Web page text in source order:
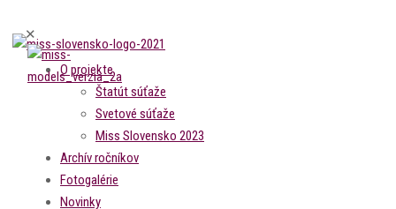
✕
O projekte
Štatút súťaže
Svetové súťaže
Miss Slovensko 2023
Archív ročníkov
Fotogalérie
Novinky